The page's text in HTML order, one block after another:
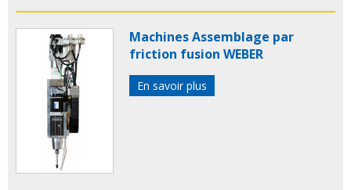
Machines Assemblage par
friction fusion WEBER
En savoir plus